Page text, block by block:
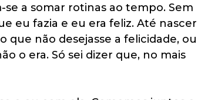
a somar rotinas ao tempo. Sem
eu fazia e eu era feliz. Até nascer
que não desejasse a felicidade, ou
o era. Só sei dizer que, no mais